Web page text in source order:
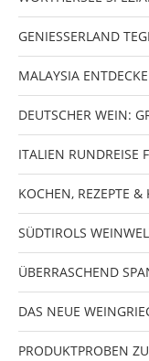
GENIESSERLAND
MALAYSIA
DEUTSCHER WEIN:
ITALIEN RUNDREISE
KOCHEN, REZEPTE &
SÜDTIROLS
ÜBERRASCHEND
DAS NEUE
PRODUKTPROBEN